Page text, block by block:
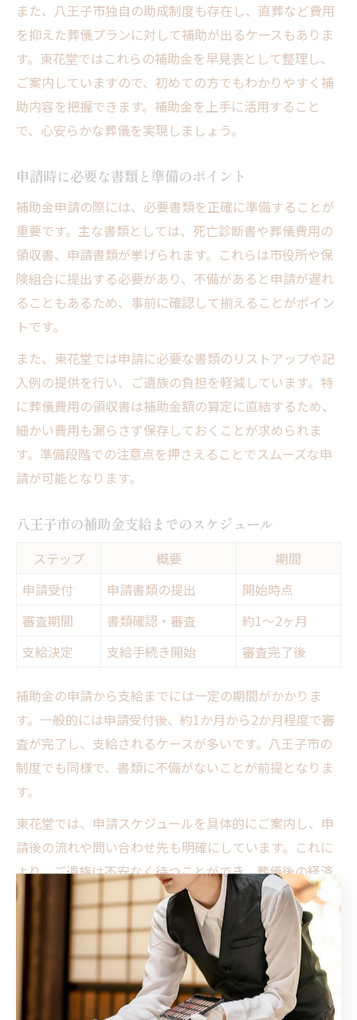
また、八王子市独自の助成制度も存在し、直葬など費用
を抑えた葬儀プランに対して補助が出るケースもありま
す。東花堂ではこれらの補助金を早見表として整理し、
ご案内していますので、初めての方でもわかりやすく補
助内容を把握できます。補助金を上手に活用すること
で、心安らかな葬儀を実現しましょう。
申請時に必要な書類と準備のポイント
補助金申請の際には、必要書類を正確に準備することが
重要です。主な書類としては、死亡診断書や葬儀費用の
領収書、申請書類が挙げられます。これらは市役所や保
険組合に提出する必要があり、不備があると申請が遅れ
ることもあるため、事前に確認して揃えることがポイン
トです。
また、東花堂では申請に必要な書類のリストアップや記
入例の提供を行い、ご遺族の負担を軽減しています。特
に葬儀費用の領収書は補助金額の算定に直結するため、
細かい費用も漏らさず保存しておくことが求められま
す。準備段階での注意点を押さえることでスムーズな申
請が可能となります。
八王子市の補助金支給までのスケジュール
ステップ 概要
期間
申請受付
申請書類の提出
開始時点
審査期間
書類確認・審査
約1～2ヶ月
支給決定
支給手続き開始 審査完了後
補助金の申請から支給までには一定の期間がかかりま
す。一般的には申請受付後、約1か月から2か月程度で審
査が完了し、支給されるケースが多いです。八王子市の
制度でも同様で、書類に不備がないことが前提となりま
す。
東花堂では、申請スケジュールを具体的にご案内し、申
請後の流れや問い合わせ先も明確にしています。これに
より、ご遺族は不安なく待つことができ、葬儀後の経済
的な見通しも立てやすくなります。補助金支給のタイミ
ングを把握することは、安心して葬儀を終えるために欠
東花堂が伝える申請トラブル回避策